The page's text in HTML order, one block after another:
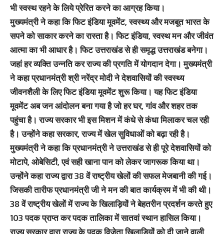
भी स्वस्थ रहने के लिये प्रेरित करने का आग्रह किया।
मुख्यमंत्री ने कहा कि फिट इंडिया मूवमेंट, स्वस्थ्य और मजबूत भारत के
सपने को साकार करने का रास्ता है। फिट इंडिया, स्वस्थ मन और जीवंत
आत्मा का भी आधार है। फिट उत्तराखंड से ही समृद्ध उत्तराखंड बनेगा।
जहां हर व्यक्ति उन्नति कर राज्य की प्रगति में योगदान देगा। मुख्यमंत्री
ने कहा प्रधानमंत्री श्री नरेंद्र मोदी ने देशवासियों की स्वस्थ्य
जीवनशैली के लिए फिट इंडिया मूवमेंट शुरू किया। यह फिट इंडिया
मूवमेंट अब जन आंदोलन बना गया है जो हर घर, गांव और शहर तक
पहुंचा है। राज्य सरकार भी इस मिशन में कंधे से कंधा मिलाकर चल रही
है। उन्होंने कहा सरकार, राज्य में खेल सुविधाओं को बढ़ा रही है।
मुख्यमंत्री ने कहा कि प्रधानमंत्री ने उत्तराखंड से ही पूरे देशवासियों को
मोटापे, ओबेसिटी, एवं सही खाना पान को लेकर जागरूक किया था।
उन्होंने कहा राज्य द्वारा 38 वें राष्ट्रीय खेलों की सफल मेजबानी की गई।
जिसकी तारीफ प्रधानमंत्री जी ने मन की बात कार्यक्रम में भी की थी।
38 वें राष्ट्रीय खेलों में राज्य के खिलाड़ियों ने बेहतरीन प्रदर्शन करते हुए
103 पदक प्राप्त कर पदक तालिका में सातवां स्थान हासिल किया।